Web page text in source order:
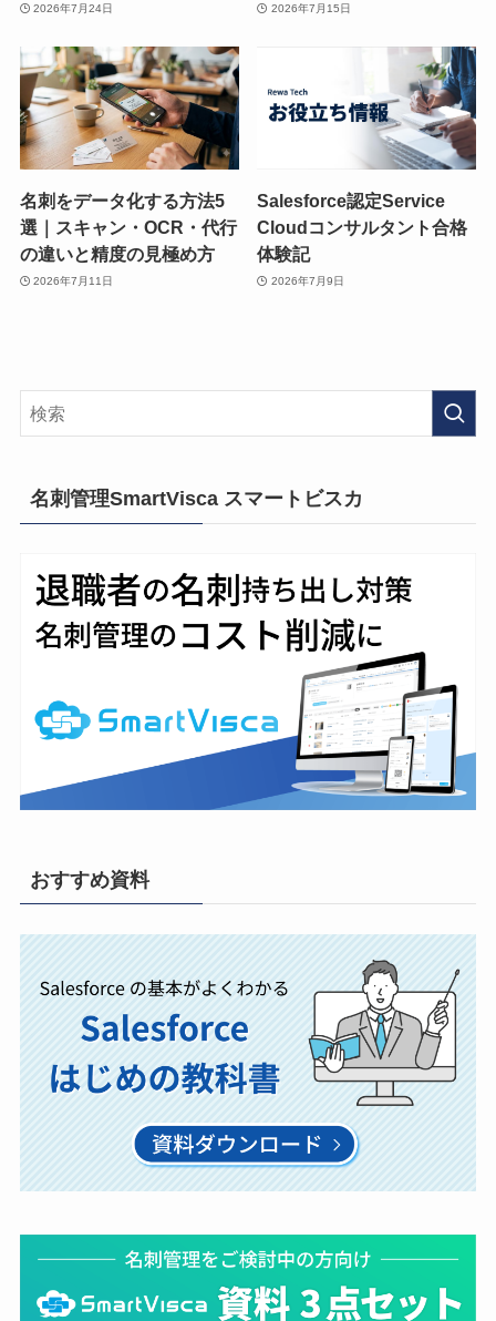
2026年7月24日 2026年7月15日
名刺をデータ化する方法5
選｜スキャン・OCR・代行
の違いと精度の見極め方
2026年7月11日
Salesforce認定Service
Cloudコンサルタント合格
体験記
2026年7月9日
名刺管理SmartVisca スマートビスカ
おすすめ資料